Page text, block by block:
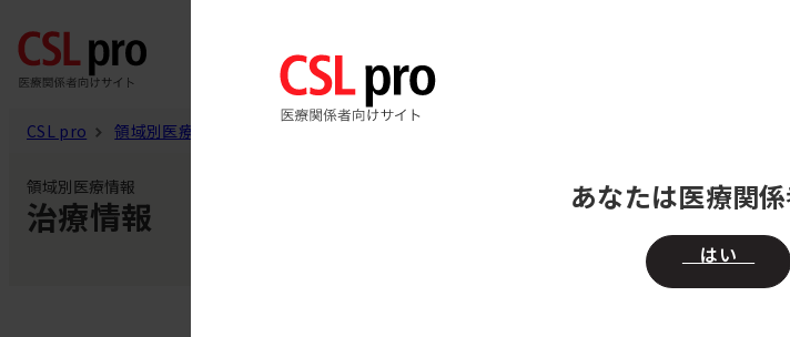
容
を
CSL pro 領域別医療情報
領域別医療情報
治療情報 あなたは医療関
はい